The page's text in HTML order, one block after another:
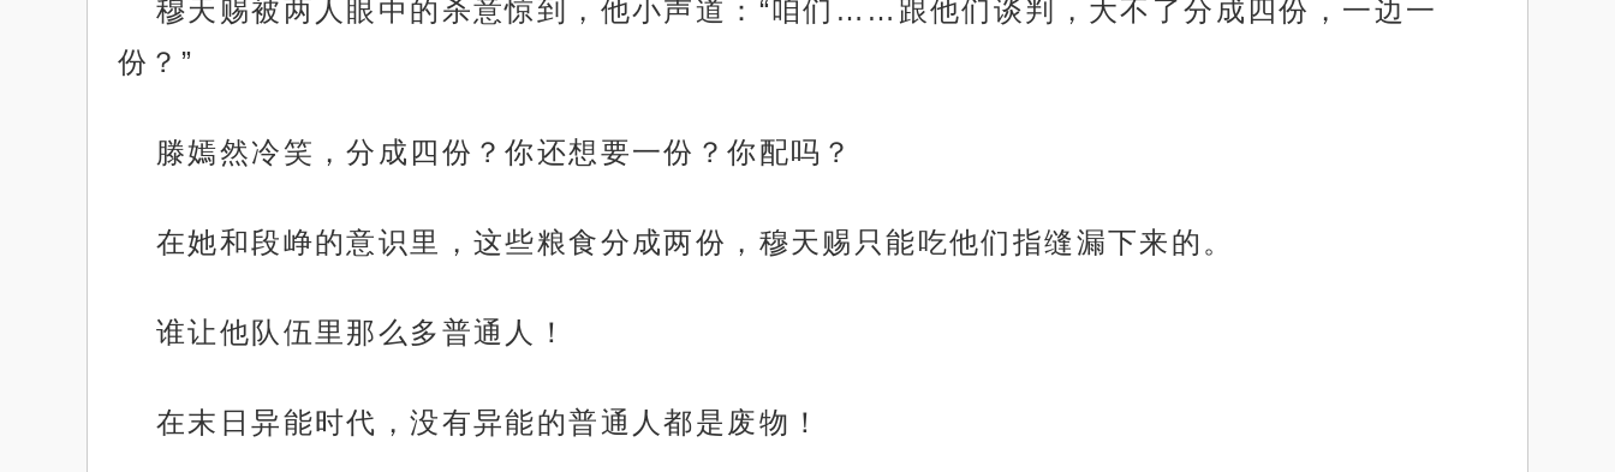
穆天赐被两人眼中的杀意惊到，他小声道：“咱们……跟他们谈判，大不了分成四份，一边一
份？”
滕嫣然冷笑，分成四份？你还想要一份？你配吗？
在她和段峥的意识里，这些粮食分成两份，穆天赐只能吃他们指缝漏下来的。
谁让他队伍里那么多普通人！
在末日异能时代，没有异能的普通人都是废物！